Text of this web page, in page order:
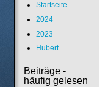
Startseite
2024
2023
Hubert
Beiträge -
häufig gelesen